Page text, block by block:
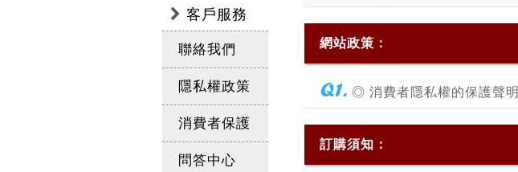
客戶服務
聯絡我們
隱私權政策
消費者保護
問答中心
網站政策：
Q1. ◎ 消費者隱私權的保護聲明
訂購須知：